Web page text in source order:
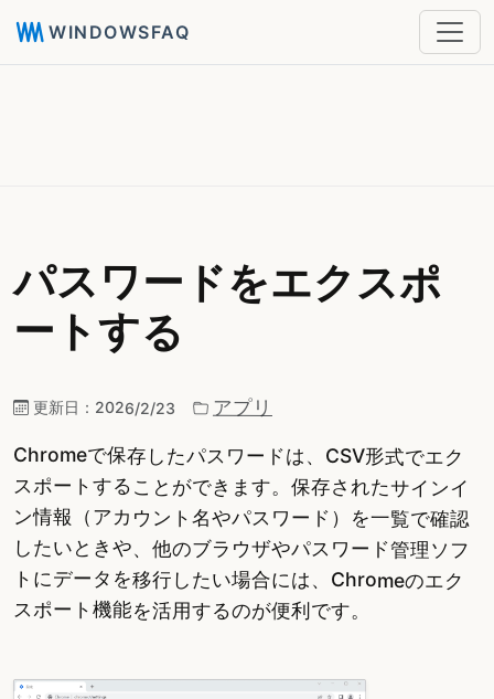
WINDOWSFAQ
パスワードをエクスポ
ートする
更新日： 2026/2/23 アプリ
Chromeで保存したパスワードは、CSV形式でエク
スポートすることができます。保存されたサインイ
ン情報（アカウント名やパスワード）を一覧で確認
したいときや、他のブラウザやパスワード管理ソフ
トにデータを移行したい場合には、Chromeのエク
スポート機能を活用するのが便利です。